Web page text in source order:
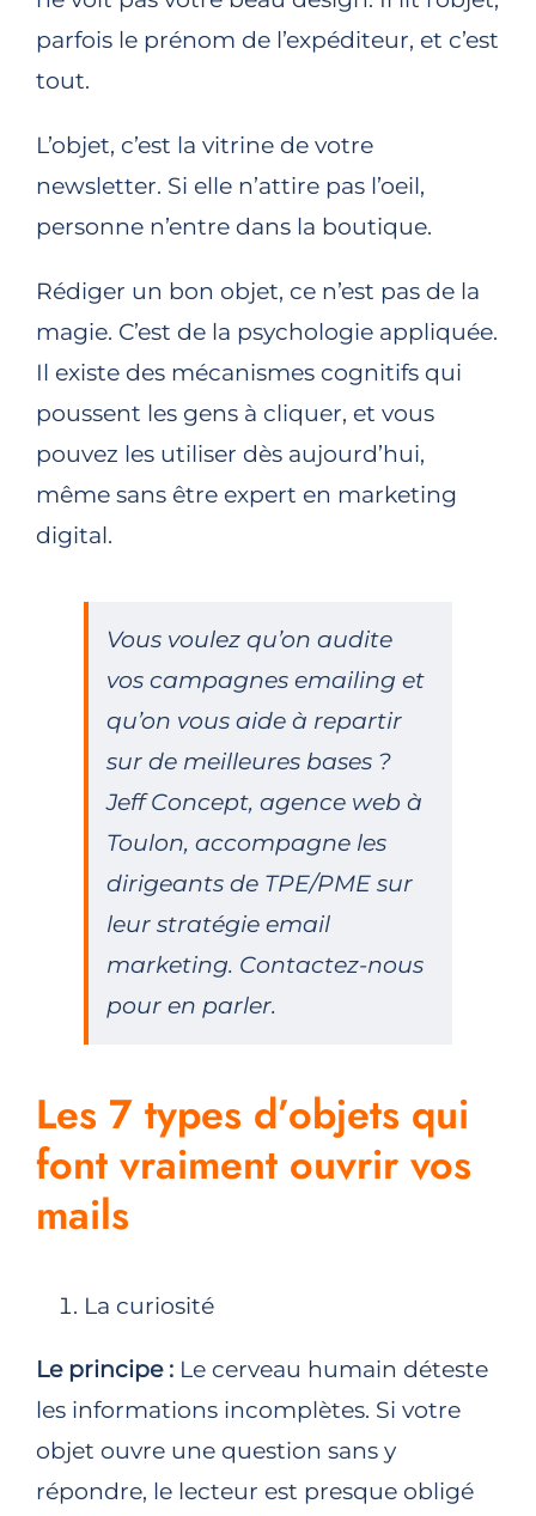
parfois le prénom de l’expéditeur, et c’est
tout.
L’objet, c’est la vitrine de votre
newsletter. Si elle n’attire pas l’oeil,
personne n’entre dans la boutique.
Rédiger un bon objet, ce n’est pas de la
magie. C’est de la psychologie appliquée.
Il existe des mécanismes cognitifs qui
poussent les gens à cliquer, et vous
pouvez les utiliser dès aujourd’hui,
même sans être expert en marketing
digital.
Vous voulez qu’on audite
vos campagnes emailing et
qu’on vous aide à repartir
sur de meilleures bases ?
Jeff Concept, agence web à
Toulon, accompagne les
dirigeants de TPE/PME sur
leur stratégie email
marketing. Contactez-nous
pour en parler.
Les 7 types d’objets qui
font vraiment ouvrir vos
mails
La curiosité
Le principe :Le cerveau humain déteste
les informations incomplètes. Si votre
objet ouvre une question sans y
répondre, le lecteur est presque obligé